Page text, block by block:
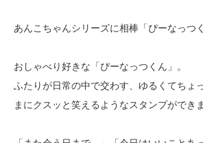
あんこちゃんシリーズに相棒「ぴーなっつ
おしゃべり好きな「ぴーなっつくん」。
ふたりが日常の中で交わす、ゆるくてちょ
まにクスッと笑えるようなスタンプができ